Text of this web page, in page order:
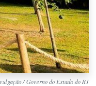
/ Governo do Estado do RJ